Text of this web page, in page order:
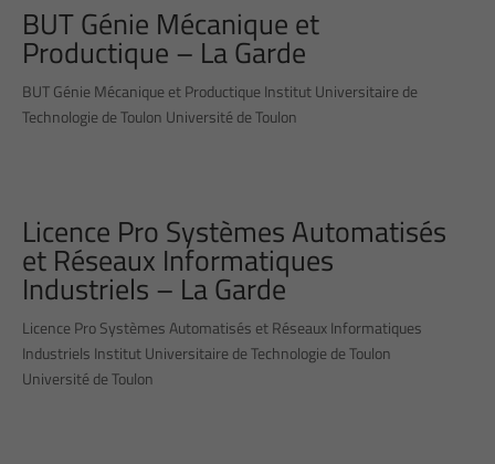
BUT Génie Mécanique et
Productique – La Garde
BUT Génie Mécanique et Productique Institut Universitaire de
Technologie de Toulon Université de Toulon
Licence Pro Systèmes Automatisés
et Réseaux Informatiques
Industriels – La Garde
Licence Pro Systèmes Automatisés et Réseaux Informatiques
Industriels Institut Universitaire de Technologie de Toulon
Université de Toulon